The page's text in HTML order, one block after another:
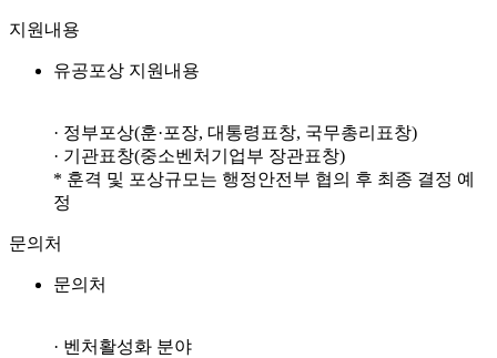
지원내용
유공포상 지원내용
· 정부포상(훈·포장, 대통령표창, 국무총리표창)
· 기관표창(중소벤처기업부 장관표창)
* 훈격 및 포상규모는 행정안전부 협의 후 최종 결정 예
정
문의처
문의처
· 벤처활성화 분야